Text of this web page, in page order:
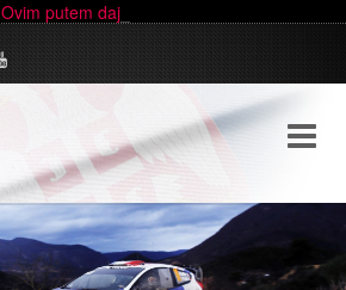
Ovim putem dajemo zvanično pojašnjenje u